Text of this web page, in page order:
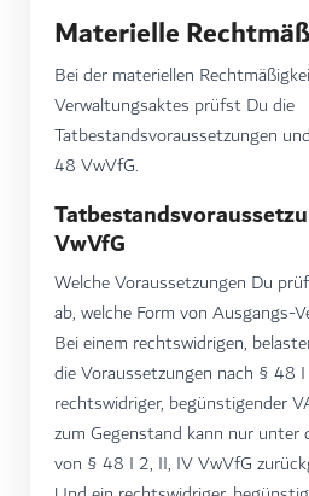
Materielle
Bei der materiellen
Verwaltungsaktes prüfst Du die
Tatbestandsvoraussetzungen
48 VwVfG.
VwVfG
Welche Voraussetzungen Du
ab, welche Form von Ausgangs-
Bei einem rechtswidrigen,
die Voraussetzungen nach § 48
rechtswidriger, begünstigender
zum Gegenstand kann nur unter
von § 48 I 2, II, IV VwVfG